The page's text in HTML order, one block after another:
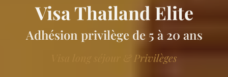
Visa Thailand Elite
Adhésion privilège de 5 à 20 ans
Visa long séjour & Privilèges